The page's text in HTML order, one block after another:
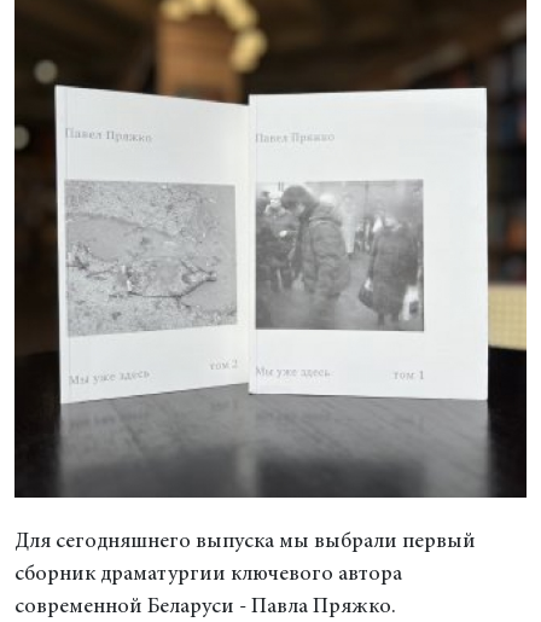
Для сегодняшнего выпуска мы выбрали первый
сборник драматургии ключевого автора
современной Беларуси - Павла Пряжко.